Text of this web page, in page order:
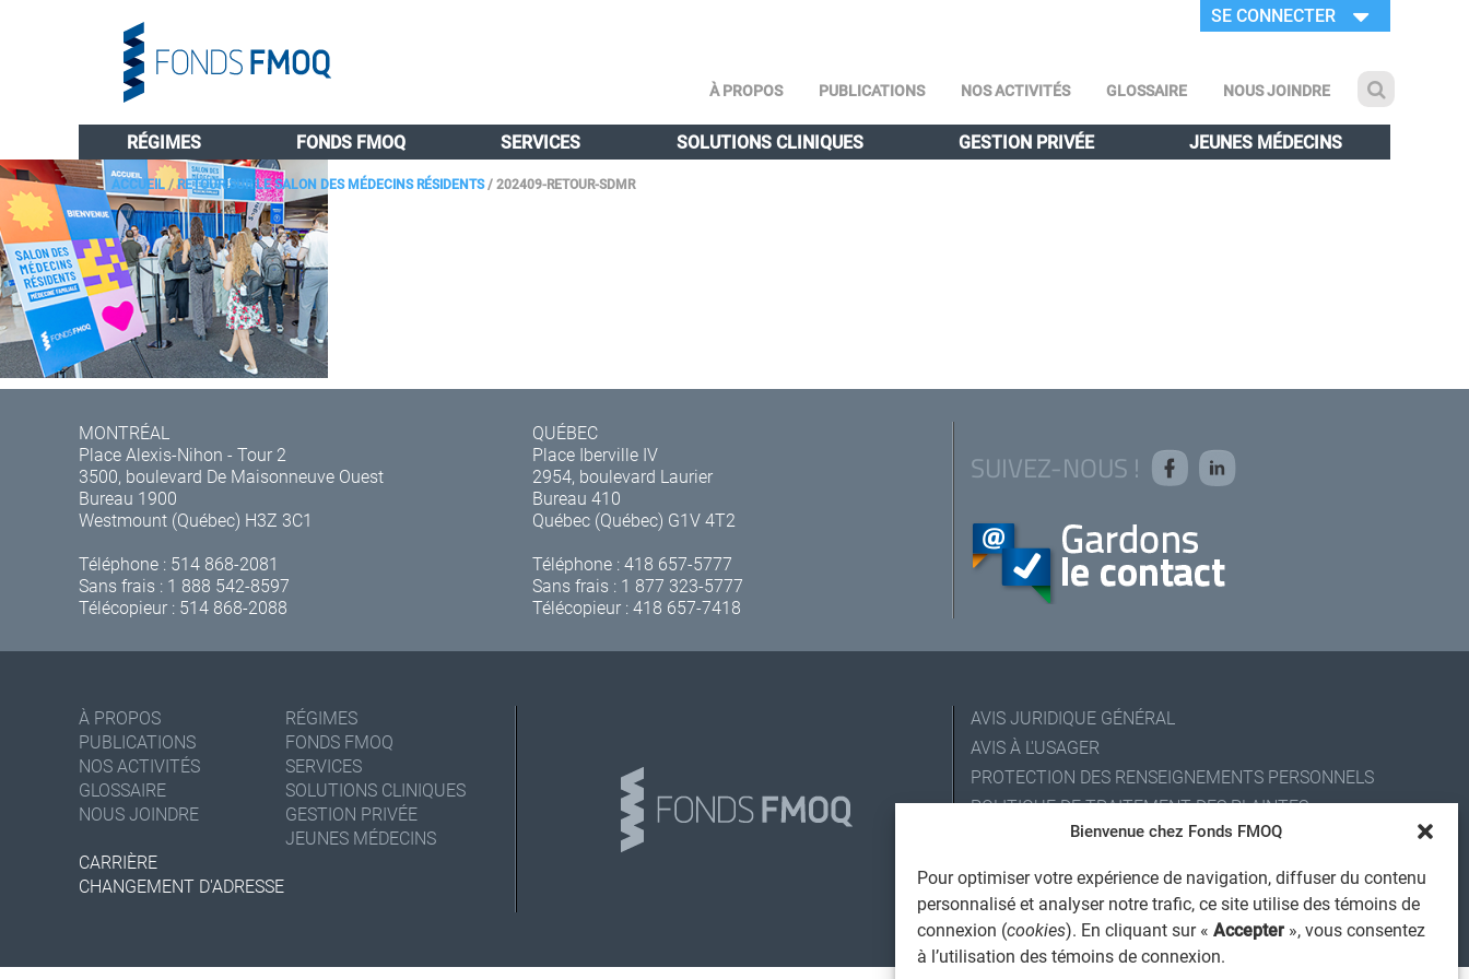
Bienvenue chez Fonds FMOQ
Pour optimiser votre expérience de navigation, diffuser du contenu
personnalisé et analyser notre trafic, ce site utilise des témoins de
connexion (cookies). En cliquant sur « Accepter », vous consentez
à l’utilisation des témoins de connexion.
SE CONNECTER
À PROPOS PUBLICATIONS NOS ACTIVITÉS GLOSSAIRE NOUS JOINDRE
RÉGIMES FONDS FMOQ SERVICES SOLUTIONS CLINIQUES GESTION PRIVÉE JEUNES MÉDECINS
ACCUEIL/RETOUR SUR LE SALON DES MÉDECINS RÉSIDENTS/202409-RETOUR-SDMR
MONTRÉAL
Place Alexis-Nihon - Tour 2
3500, boulevard De Maisonneuve Ouest
Bureau 1900
Westmount (Québec) H3Z 3C1
Téléphone : 514 868-2081
Sans frais : 1 888 542-8597
Télécopieur : 514 868-2088
QUÉBEC
Place Iberville IV
2954, boulevard Laurier
Bureau 410
Québec (Québec) G1V 4T2
Téléphone :418 657-5777
Sans frais : 1 877 323-5777
Télécopieur : 418 657-7418
SUIVEZ-NOUS !
À PROPOS
PUBLICATIONS
NOS ACTIVITÉS
GLOSSAIRE
NOUS JOINDRE
RÉGIMES
FONDS FMOQ
SERVICES
SOLUTIONS CLINIQUES
GESTION PRIVÉE
JEUNES MÉDECINS
CARRIÈRE
CHANGEMENT D'ADRESSE
AVIS JURIDIQUE GÉNÉRAL
AVIS À L'USAGER
PROTECTION DES RENSEIGNEMENTS PERSONNELS
POLITIQUE DE TRAITEMENT DES PLAINTES
REGISTRE DES CONFLITS D'INTÉRÊTS
ALERTE INTERNET
© 2026 Société de services financiers Fonds FMOQ inc.
Tous droits réservés.